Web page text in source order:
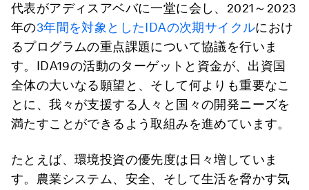
代表がアディスアベバに一堂に会し、2021～2023
年の3年間を対象としたIDAの次期サイクルにおけ
るプログラムの重点課題について協議を行いま
す。IDA19の活動のターゲットと資金が、出資国
全体の大いなる願望と、そして何よりも重要なこ
とに、我々が支援する人々と国々の開発ニーズを
満たすことができるよう取組みを進めています。
たとえば、環境投資の優先度は日々増していま
す。農業システム、安全、そして生活を脅かす気